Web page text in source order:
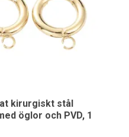
kirurgiskt stål
öglor och PVD, 1